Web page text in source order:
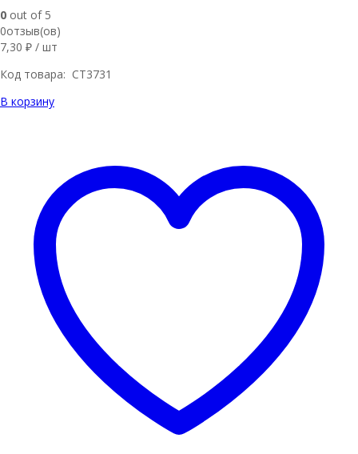
0 out of 5
0отзыв(ов)
7,30 ₽ / шт
Код товара: СТ3731
В корзину